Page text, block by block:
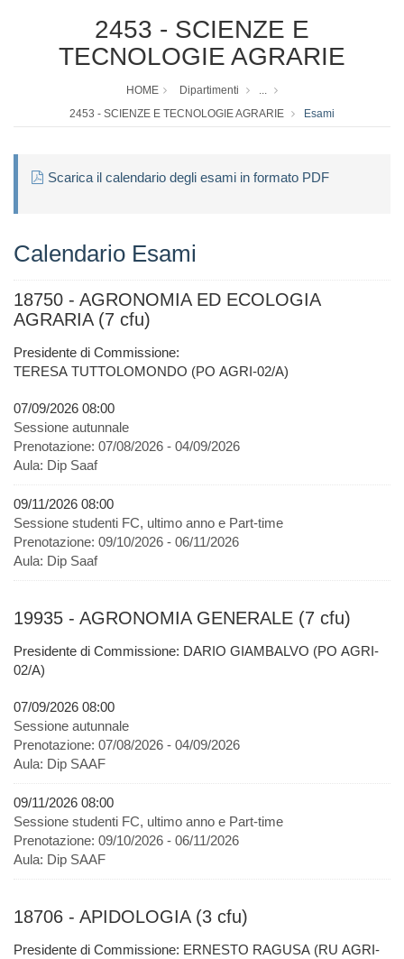
2453 - SCIENZE E
TECNOLOGIE AGRARIE
HOME Dipartimenti
...
2453 - SCIENZE E TECNOLOGIE AGRARIE
Esami
Scarica il calendario degli esami in formato PDF
Calendario Esami
18750 - AGRONOMIA ED ECOLOGIA
AGRARIA (7 cfu)
Presidente di Commissione:
TERESA TUTTOLOMONDO (PO AGRI-02/A)
07/09/2026 08:00
Sessione autunnale
Prenotazione: 07/08/2026 - 04/09/2026
Aula: Dip Saaf
09/11/2026 08:00
Sessione studenti FC, ultimo anno e Part-time
Prenotazione: 09/10/2026 - 06/11/2026
Aula: Dip Saaf
19935 - AGRONOMIA GENERALE (7 cfu)
Presidente di Commissione: DARIO GIAMBALVO (PO AGRI-
02/A)
07/09/2026 08:00
Sessione autunnale
Prenotazione: 07/08/2026 - 04/09/2026
Aula: Dip SAAF
09/11/2026 08:00
Sessione studenti FC, ultimo anno e Part-time
Prenotazione: 09/10/2026 - 06/11/2026
Aula: Dip SAAF
18706 - APIDOLOGIA (3 cfu)
Presidente di Commissione: ERNESTO RAGUSA (RU AGRI-